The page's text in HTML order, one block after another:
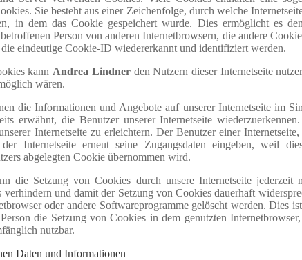
Sie besteht aus einer Zeichenfolge, durch welche
in dem das Cookie gespeichert wurde. Dies ermöglicht es
Person von anderen Internetbrowsern, die andere
eindeutige Cookie-ID wiedererkannt und identifiziert werden.
kann Andrea Lindnerden Nutzern dieser Internetseite
wären.
die Informationen und Angebote auf unserer Internetseite im
erwähnt, die Benutzer unserer Internetseite
Internetseite zu erleichtern. Der Benutzer einer
Internetseite erneut seine Zugangsdaten eingeben, weil
abgelegten Cookie übernommen wird.
die Setzung von Cookies durch unsere Internetseite jederzeit
verhindern und damit der Setzung von Cookies dauerhaft
oder andere Softwareprogramme gelöscht werden. Dies
die Setzung von Cookies in dem genutzten
nutzbar.
Daten und Informationen